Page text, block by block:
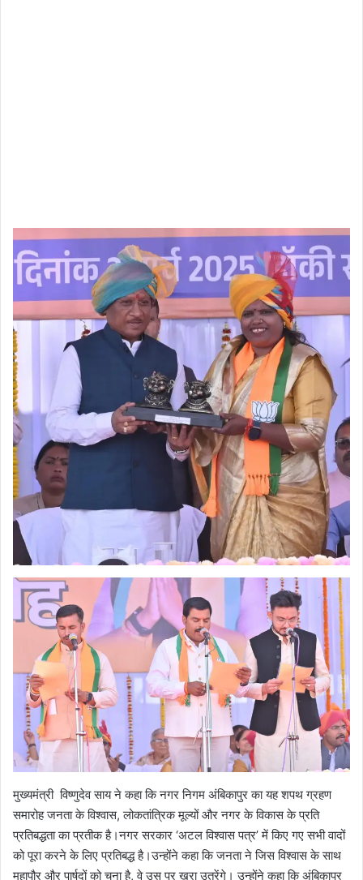
मुख्यमंत्री विष्णुदेव साय ने कहा कि नगर निगम अंबिकापुर का यह शपथ ग्रहण
समारोह जनता के विश्वास, लोकतांत्रिक मूल्यों और नगर के विकास के प्रति
प्रतिबद्धता का प्रतीक है।नगर सरकार ‘अटल विश्वास पत्र’ में किए गए सभी वादों
को पूरा करने के लिए प्रतिबद्ध है।उन्होंने कहा कि जनता ने जिस विश्वास के साथ
महापौर और पार्षदों को चुना है, वे उस पर खरा उतरेंगे। उन्होंने कहा कि अंबिकापुर